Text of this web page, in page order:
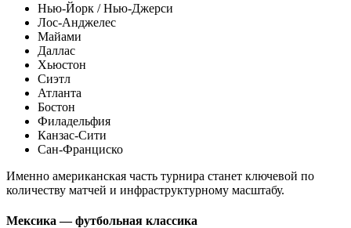
Нью-Йорк / Нью-Джерси
Лос-Анджелес
Майами
Даллас
Хьюстон
Сиэтл
Атланта
Бостон
Филадельфия
Канзас-Сити
Сан-Франциско
Именно американская часть турнира станет ключевой по
количеству матчей и инфраструктурному масштабу.
Мексика — футбольная классика